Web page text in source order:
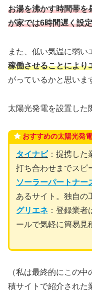
お湯を沸かす時間帯を
が家では6時間遅く設
また、低い気温に弱い
稼働させることにより
がっているかと思いま
太陽光発電を設置した
おすすめの太陽光発
タイナビ：提携した
打ち合わせまでスピ
ソーラーパートナー
あるサイト。独自の
グリエネ ：登録業
ールで気軽に簡易見
（私は最終的にこの中
積サイトで紹介された